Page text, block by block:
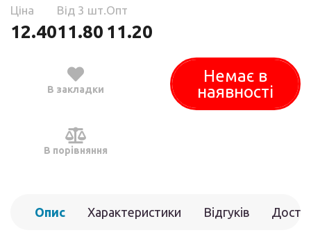
Ціна
12.40
Від 3 шт.
11.80
Опт
11.20
В закладки
В порівняння
Немає в
наявності
Опис Характеристики Відгуків